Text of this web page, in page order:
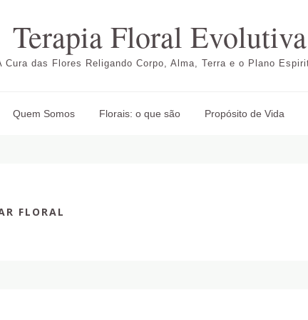
Terapia Floral Evolutiva
Cura das Flores Religando Corpo, Alma, Terra e o Plano
Quem Somos Florais: o que são Propósito de Vida
FLORAL